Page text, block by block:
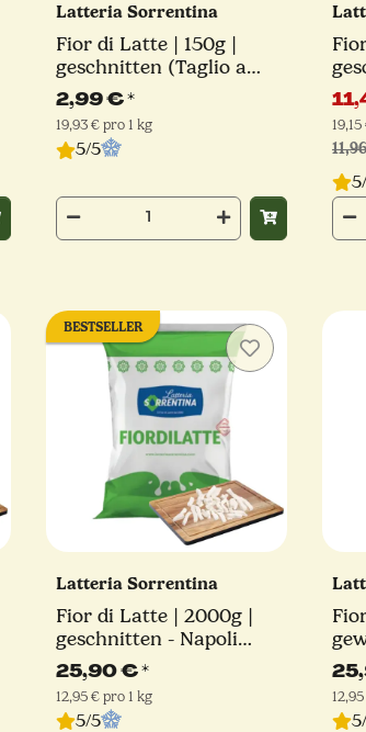
Latteria Sorrentina
Fior di Latte | 150g |
geschnitten (Taglio a
Mestiere)
2,99 €*
19,93 € pro 1 kg
5/5
BESTSELLER
Latteria Sorrentina
Fior di Latte | 2000g |
geschnitten - Napoli
Schnitt | Latteria
Sorrentina
25,90 €*
12,95 € pro 1 kg
5/5